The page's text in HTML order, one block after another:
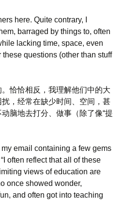
here. Quite contrary, I
barraged by things to, often
lacking time, space, even
questions (other than stuff
恰恰相反，我理解他们中的大
，经常在缺少时间、空间，甚
脑地去打分、做事（除了像“提
email containing a few gems
often reflect that all of these
views of education are
once showed wonder,
and often got into teaching